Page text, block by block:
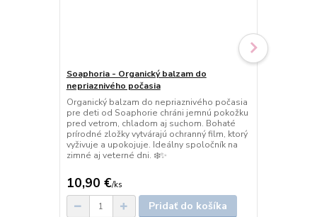
Soaphoria - Organický balzam do
nepriaznivého počasia
Organický balzam do nepriaznivého počasia
pre deti od Soaphorie chráni jemnú pokožku
pred vetrom, chladom aj suchom. Bohaté
prírodné zložky vytvárajú ochranný film, ktorý
vyživuje a upokojuje. Ideálny spoločník na
zimné aj veterné dni. ❄️✨
10,90 €/ks
Pridať do košíka